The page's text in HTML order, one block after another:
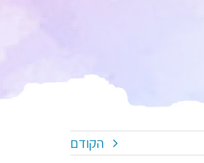
הקודם